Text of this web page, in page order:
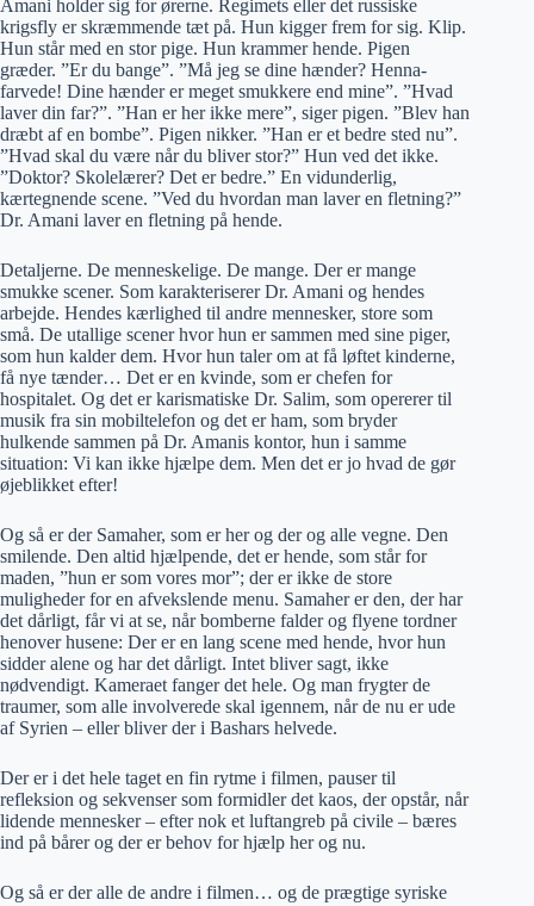
Amani holder sig for ørerne. Regimets eller det russiske
krigsfly er skræmmende tæt på. Hun kigger frem for sig. Klip.
Hun står med en stor pige. Hun krammer hende. Pigen
græder. ”Er du bange”. ”Må jeg se dine hænder? Henna-
farvede! Dine hænder er meget smukkere end mine”. ”Hvad
laver din far?”. ”Han er her ikke mere”, siger pigen. ”Blev han
dræbt af en bombe”. Pigen nikker. ”Han er et bedre sted nu”.
”Hvad skal du være når du bliver stor?” Hun ved det ikke.
”Doktor? Skolelærer? Det er bedre.” En vidunderlig,
kærtegnende scene. ”Ved du hvordan man laver en fletning?”
Dr. Amani laver en fletning på hende.
Detaljerne. De menneskelige. De mange. Der er mange
smukke scener. Som karakteriserer Dr. Amani og hendes
arbejde. Hendes kærlighed til andre mennesker, store som
små. De utallige scener hvor hun er sammen med sine piger,
som hun kalder dem. Hvor hun taler om at få løftet kinderne,
få nye tænder… Det er en kvinde, som er chefen for
hospitalet. Og det er karismatiske Dr. Salim, som opererer til
musik fra sin mobiltelefon og det er ham, som bryder
hulkende sammen på Dr. Amanis kontor, hun i samme
situation: Vi kan ikke hjælpe dem. Men det er jo hvad de gør
øjeblikket efter!
Og så er der Samaher, som er her og der og alle vegne. Den
smilende. Den altid hjælpende, det er hende, som står for
maden, ”hun er som vores mor”; der er ikke de store
muligheder for en afvekslende menu. Samaher er den, der har
det dårligt, får vi at se, når bomberne falder og flyene tordner
henover husene: Der er en lang scene med hende, hvor hun
sidder alene og har det dårligt. Intet bliver sagt, ikke
nødvendigt. Kameraet fanger det hele. Og man frygter de
traumer, som alle involverede skal igennem, når de nu er ude
af Syrien – eller bliver der i Bashars helvede.
Der er i det hele taget en fin rytme i filmen, pauser til
refleksion og sekvenser som formidler det kaos, der opstår, når
lidende mennesker – efter nok et luftangreb på civile – bæres
ind på bårer og der er behov for hjælp her og nu.
Og så er der alle de andre i filmen… og de prægtige syriske